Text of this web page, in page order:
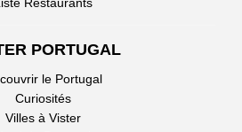
PORTUGAL
le Portugal
Curiosités
Villes à Vister